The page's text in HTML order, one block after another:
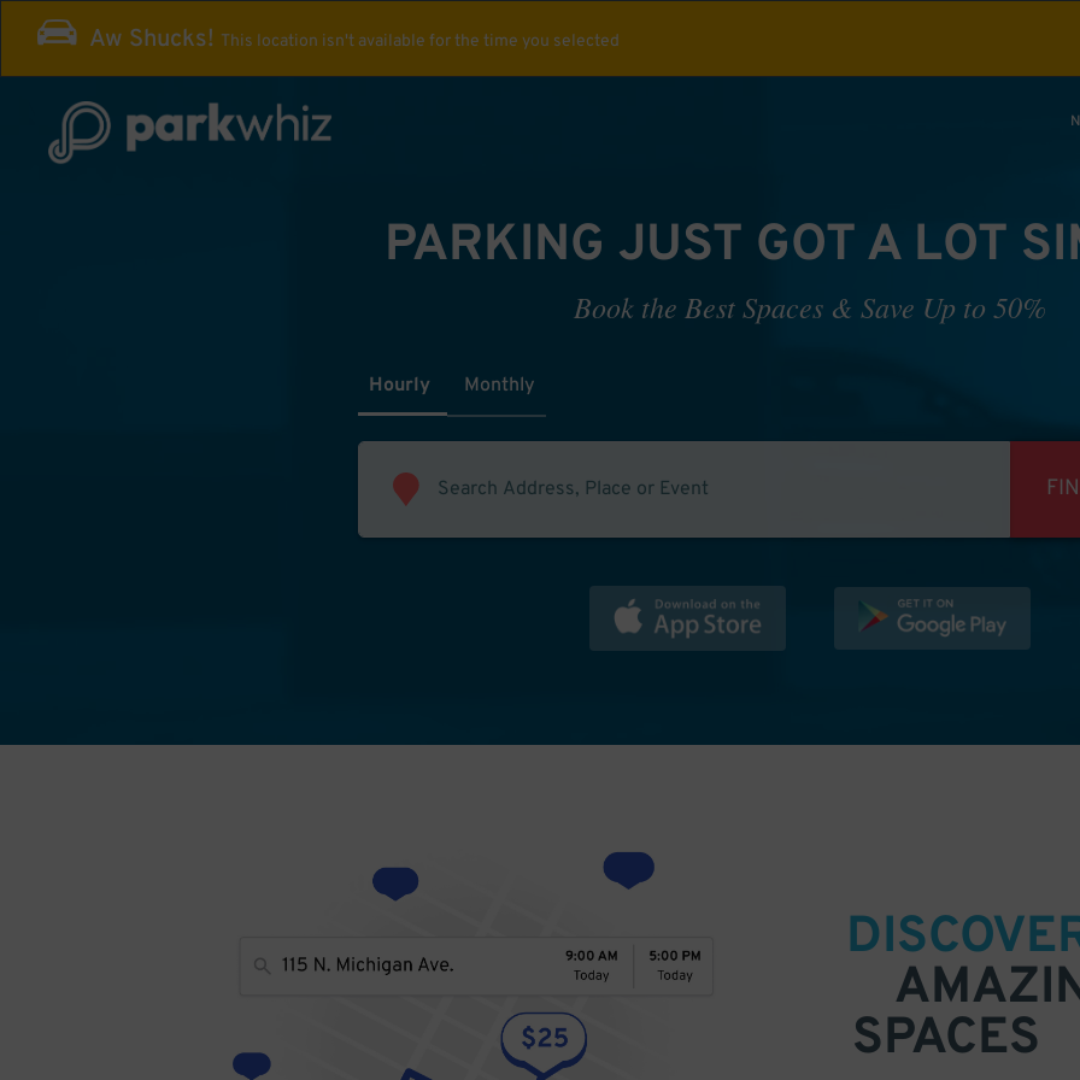
Aw Shucks! This location isn't available for the time you selected
PARKING JUST GOT A LOT
Book the Best Spaces & Save Up to 50%
Hourly Monthly
SPACES